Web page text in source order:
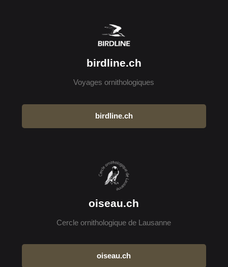
birdline.ch
Voyages ornithologiques
birdline.ch
oiseau.ch
Cercle ornithologique de Lausanne
oiseau.ch